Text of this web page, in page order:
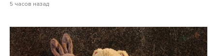
5 часов назад